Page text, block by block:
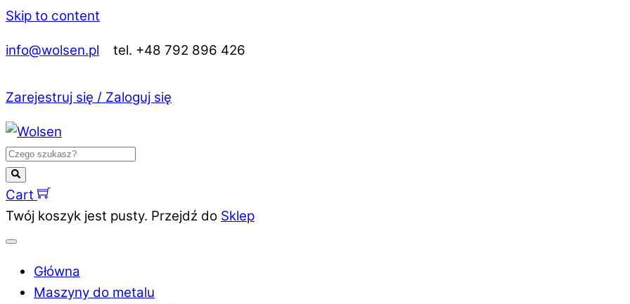
Skip to content
info@wolsen.pl tel. +48 792 896 426
Zarejestruj się / Zaloguj się
Cart
Twój koszyk jest pusty. Przejdź do Sklep
Główna
Maszyny do metalu